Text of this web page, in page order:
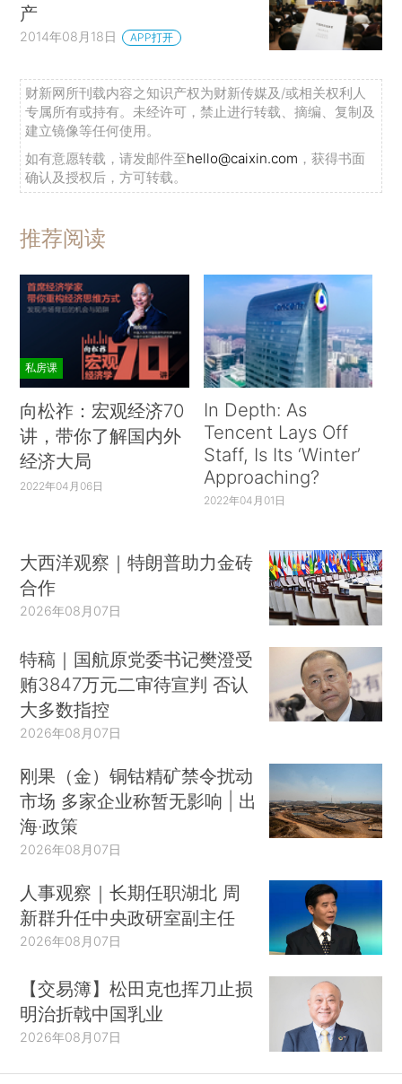
产
2014年08月18日 APP打开
财新网所刊载内容之知识产权为财新传媒及/或相关权利人
专属所有或持有。未经许可，禁止进行转载、摘编、复制及
建立镜像等任何使用。
如有意愿转载，请发邮件至hello@caixin.com ，获得书面
确认及授权后，方可转载。
推荐阅读
私房课
向松祚：宏观经济70
讲，带你了解国内外
经济大局
2022年04月06日
In Depth: As
Tencent Lays Off
Staff, Is Its ‘Winter’
Approaching?
2022年04月01日
大西洋观察｜特朗普助力金砖
合作
2026年08月07日
特稿｜国航原党委书记樊澄受
贿3847万元二审待宣判 否认
大多数指控
2026年08月07日
刚果（金）铜钴精矿禁令扰动
市场 多家企业称暂无影响 | 出
海·政策
2026年08月07日
人事观察｜长期任职湖北 周
新群升任中央政研室副主任
2026年08月07日
【交易簿】松田克也挥刀止损
明治折戟中国乳业
2026年08月07日